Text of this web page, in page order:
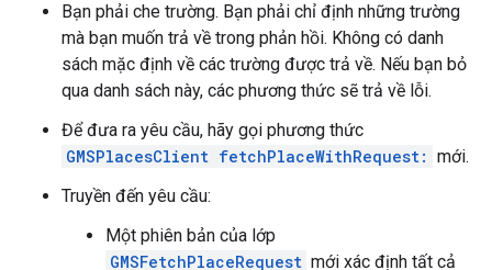
Bạn phải che trường. Bạn phải chỉ định những trường
mà bạn muốn trả về trong phản hồi. Không có danh
sách mặc định về các trường được trả về. Nếu bạn bỏ
qua danh sách này, các phương thức sẽ trả về lỗi.
Để đưa ra yêu cầu, hãy gọi phương thức
GMSPlacesClient fetchPlaceWithRequest: mới.
Truyền đến yêu cầu:
Một phiên bản của lớp
GMSFetchPlaceRequest mới xác định tất cả